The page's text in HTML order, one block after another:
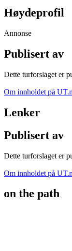
Høydeprofil
Annonse
Publisert av
Dette turforslaget er
Om innholdet på
Lenker
Publisert av
Dette turforslaget er
Om innholdet på
on the path